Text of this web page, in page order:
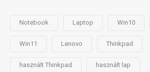
Notebook Laptop Win10
Win11 Lenovo Thinkpad
használt Thinkpad használt lap